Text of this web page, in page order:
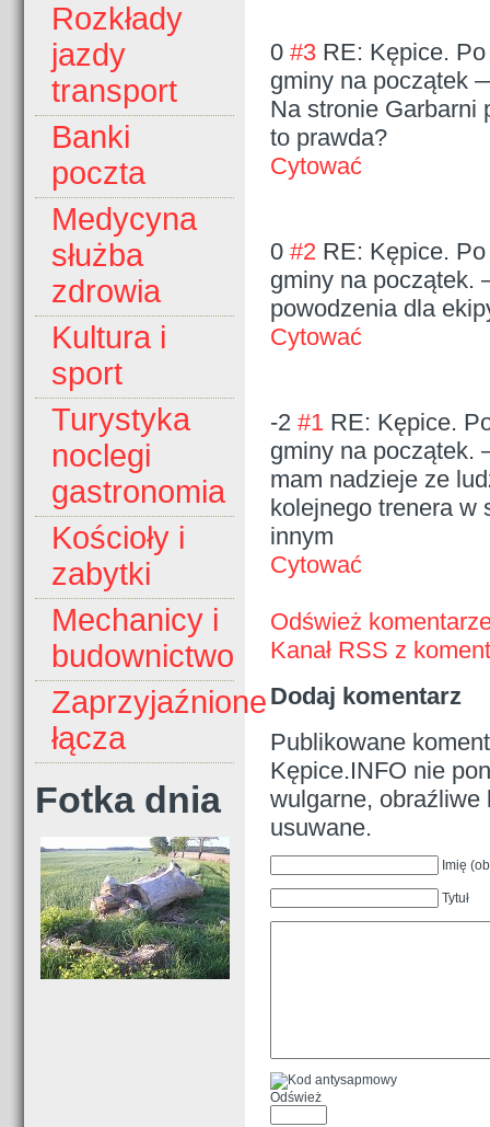
Rozkłady
jazdy
transport
Banki
poczta
Medycyna
służba
zdrowia
Kultura i
sport
Turystyka
noclegi
gastronomia
Kościoły i
zabytki
Mechanicy i
budownictwo
Zaprzyjaźnione
łącza
Fotka dnia
0 #3 RE: Kępice.
gminy na początek
Na stronie Garbarni
to prawda?
Cytować
0 #2 RE: Kępice.
gminy na początek.
powodzenia dla
Cytować
-2 #1 RE: Kępice.
gminy na początek.
mam nadzieje ze
kolejnego trenera w
innym
Cytować
Odśwież
Kanał RSS z
Dodaj komentarz
Publikowane
Kępice.INFO nie
wulgarne, obraźliwe
usuwane.
Imię
Tytuł
Odśwież